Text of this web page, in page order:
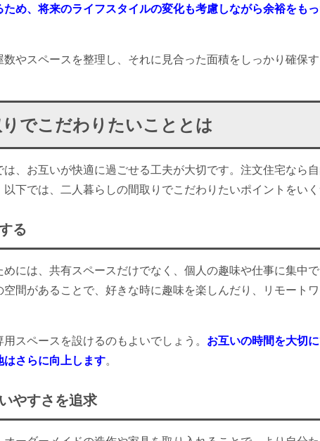
め、将来のライフスタイルの変化も考慮しながら余裕をも
数やスペースを整理し、それに見合った面積をしっかり確保
でこだわりたいこととは
、お互いが快適に過ごせる工夫が大切です。注文住宅なら
下では、二人暮らしの間取りでこだわりたいポイントをいく
る
には、共有スペースだけでなく、個人の趣味や仕事に集中
間があることで、好きな時に趣味を楽しんだり、リモート
スペースを設けるのもよいでしょう。 お互いの時間を大切
はさらに向上します。
やすさを追求